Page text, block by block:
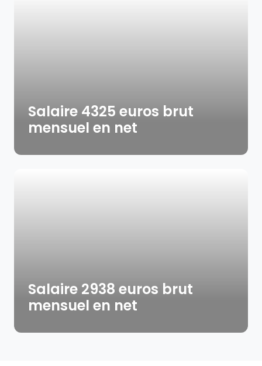
Salaire 4325 euros brut
mensuel en net
Salaire 2938 euros brut
mensuel en net